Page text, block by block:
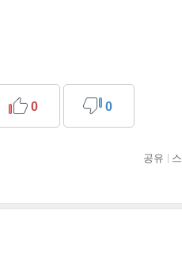
0 0
공유